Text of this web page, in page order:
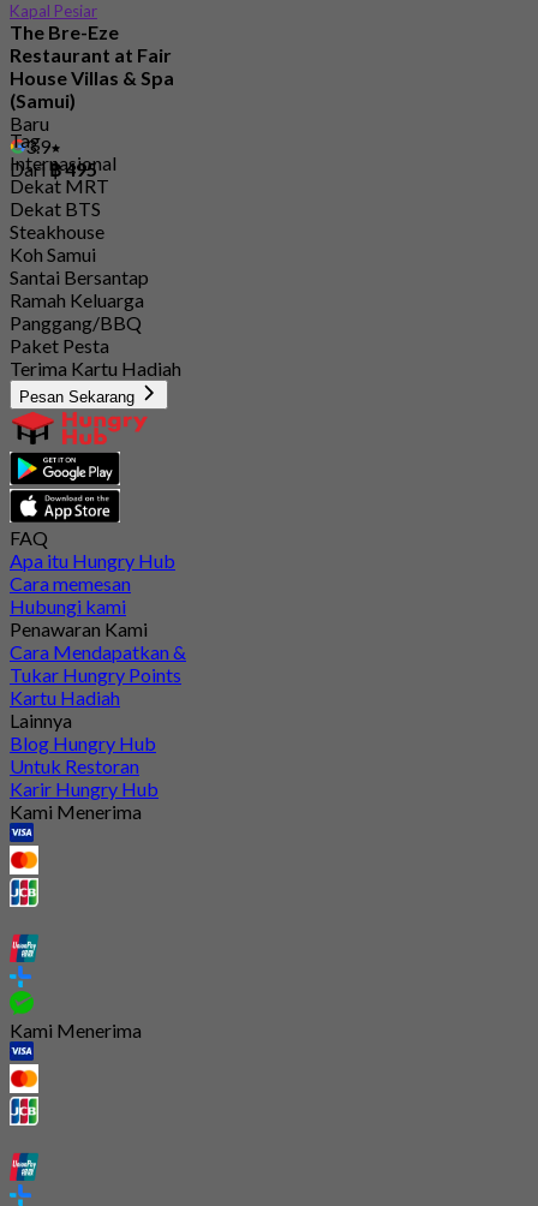
Kapal Pesiar
The Bre-Eze
Restaurant at Fair
House Villas & Spa
(Samui)
Baru
3.9
Dari฿ 495
Tag
Internasional
Dekat MRT
Dekat BTS
Steakhouse
Koh Samui
Santai Bersantap
Ramah Keluarga
Panggang/BBQ
Paket Pesta
Terima Kartu Hadiah
Pesan Sekarang
FAQ
Apa itu Hungry Hub
Cara memesan
Hubungi kami
Penawaran Kami
Cara Mendapatkan &
Tukar Hungry Points
Kartu Hadiah
Lainnya
Blog Hungry Hub
Untuk Restoran
Karir Hungry Hub
Kami Menerima
Kami Menerima